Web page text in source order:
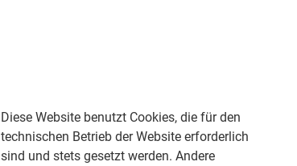
Diese Website benutzt Cookies, die für den
technischen Betrieb der Website erforderlich
sind und stets gesetzt werden. Andere